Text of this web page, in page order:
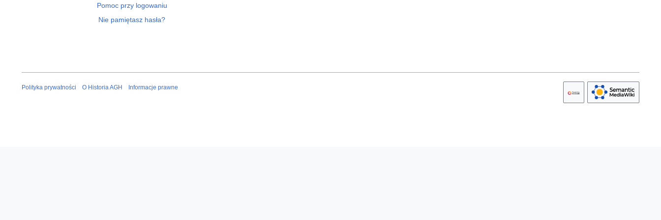
Pomoc przy logowaniu
Nie pamiętasz hasła?
Polityka prywatności O Historia AGH Informacje prawne